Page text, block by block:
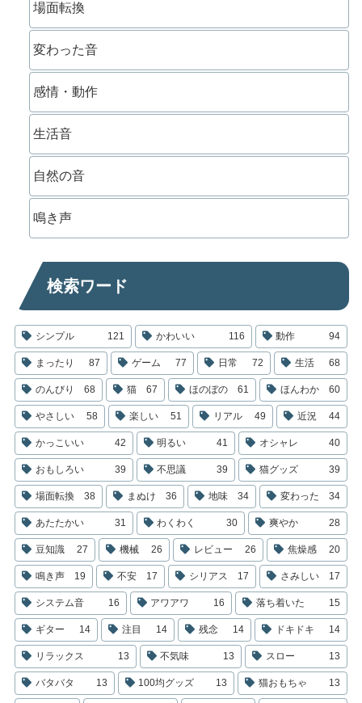
場面転換
変わった音
感情・動作
生活音
自然の音
鳴き声
検索ワード
シンプル 121 かわいい 116 動作 94
まったり 87 ゲーム 77 日常 72 生活 68
のんびり 68 猫 67 ほのぼの 61 ほんわか 60
やさしい 58 楽しい 51 リアル 49 近況 44
かっこいい 42 明るい 41 オシャレ 40
おもしろい 39 不思議 39 猫グッズ 39
場面転換 38 まぬけ 36 地味 34 変わった 34
あたたかい 31 わくわく 30 爽やか 28
豆知識 27 機械 26 レビュー 26 焦燥感 20
鳴き声 19 不安 17 シリアス 17 さみしい 17
システム音 16 アワアワ 16 落ち着いた 15
ギター 14 注目 14 残念 14 ドキドキ 14
リラックス 13 不気味 13 スロー 13
バタバタ 13 100均グッズ 13 猫おもちゃ 13